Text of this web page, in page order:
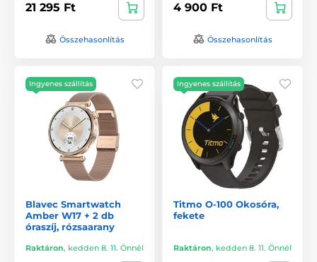
21 295 Ft
Összehasonlítás
4 900 Ft
Összehasonlítás
Ingyenes szállítás
Blavec Smartwatch
Amber W17 + 2 db
óraszíj, rózsaarany
Raktáron, kedden 8. 11. Önnél
Ingyenes szállítás
Titmo O-100 Okosóra,
fekete
Raktáron, kedden 8. 11. Önnél